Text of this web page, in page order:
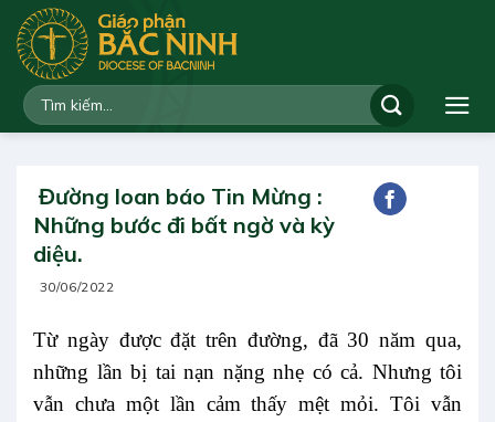
qua
dung
Đường loan báo Tin Mừng :
Những bước đi bất ngờ và kỳ
diệu.
30/06/2022
Từ ngày được đặt trên đường, đã 30 năm qua,
những lần bị tai nạn nặng nhẹ có cả. Nhưng tôi
vẫn chưa một lần cảm thấy mệt mỏi. Tôi vẫn